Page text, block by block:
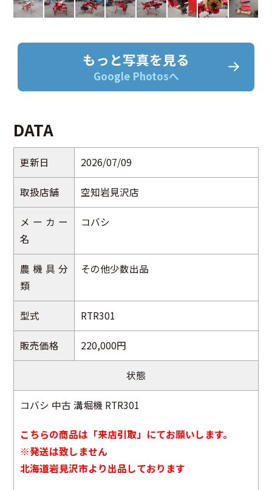
もっと写真を見る
Google Photosへ
DATA
更新日 2026/07/09
取扱店舗 空知岩見沢店
メーカー
名
コバシ
農機具分
類
その他少数出品
型式 RTR301
販売価格 220,000円
状態
コバシ 中古 溝堀機 RTR301
こちらの商品は「来店引取」にてお願いします。
※発送は致しません
北海道岩見沢市より出品しております